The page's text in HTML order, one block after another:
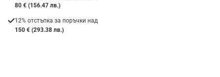
80 € (156.47 лв.)
12% отстъпка за поръчки над
150 € (293.38 лв.)